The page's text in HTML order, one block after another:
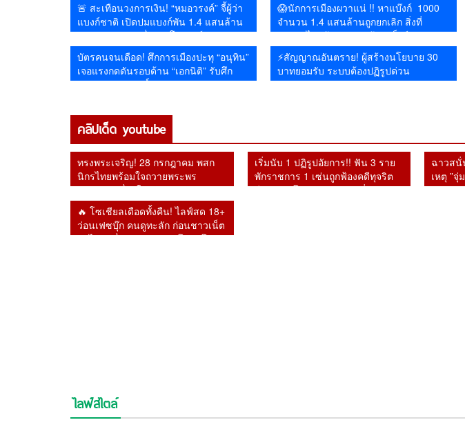
🚨 สะเทือนวงการเงิน! “หมอวรงค์” จี้ผู้ว่า
แบงก์ชาติ เปิดปมแบงก์พัน 1.4 แสนล้าน
หายจากระบบ เชื่ออาจโยงคอร์รัปชัน–ทุน
เทา
😱นักการเมืองผวาแน่ !! หาแบ๊งก์ 1000
จำนวน 1.4 แสนล้านถูกยกเลิก สิ่งที่
รัฐบาลไม่กล้าทำ หลัง ผู้ว่าแบ็งก์ชาติยัน
หายไปจากระบบ
บัตรคนจนเดือด! ศึกการเมืองปะทุ “อนุทิน”
เจอแรงกดดันรอบด้าน “เอกนิติ” รับศึก
หนักคัดกรองสิทธิ์
⚡สัญญาณอันตราย! ผู้สร้างนโยบาย 30
บาทยอมรับ ระบบต้องปฏิรูปด่วน
คลิปเด็ด youtube
ทรงพระเจริญ! 28 กรกฎาคม พสก
นิกรไทยพร้อมใจถวายพระพร
ชัยมงคล เนื่องในวันเฉลิม
พระชนมพรรษา 74 พรรษา
เริ่มนับ 1 ปฏิรูปอัยการ!! ฟัน 3 ราย
พักราชการ 1 เซ่นถูกฟ้องคดีทุจริต
อีก 2 รายโดนวินัย หลังเปลี่ยน
ฉาวส
เหตุ ”
รปภ.เ
🔥 โซเชียลเดือดทั้งคืน! ไลฟ์สด 18+
ว่อนเฟซบุ๊ก คนดูทะลัก ก่อนชาวเน็ต
ตาไวพบชื่อ “กรมควบคุมโรค” โผล่
ไลฟ์สไตล์
⚡ช็อกวงการ! พบแล้วร่าง
“เต้ ดราก้อนไฟว์” ลอย
ไทย!! รองราชเลขาฯ เป็น
รอยัล” เปิดใจ ขอบคุณคน
อิสรภาพคืนร็อกสตาร์!!
“เสก โลโซ” พ้นเรือนจำ
สั่งคุก “ปู มัณฑนา” 2 ปี ไม่
ติณ” สีหน้าเคร่งเครียด